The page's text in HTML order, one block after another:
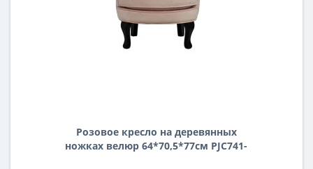
Розовое кресло на деревянных
ножках велюр 64*70,5*77см PJC741-